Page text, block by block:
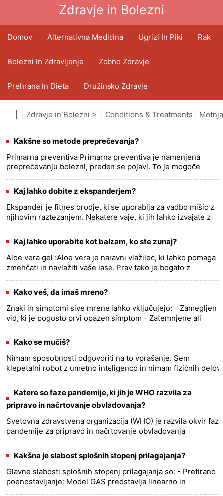
Zdravje in Bolezni
Domov Alternativna Medicina Ugrizi In Piki Rak
Bolezni In Zdravljenje Zobno Zdravje
Prehrana In Dieta Družinsko Zdravje
Zdravstveni Sektor Duševno Zdravje
Zdravje in Bolezni > | Conditions & Treatments Motnja
Kakšne so metode preprečevanja?
Primarna preventiva Primarna preventiva je namenjena
preprečevanju bolezni, preden se pojavi. To je mogoče
Zagotavl......
more >>
Kaj lahko dobite z ekspanderjem?
Ekspander je fitnes orodje, ki se uporablja za vadbo mišic z
njihovim raztezanjem. Nekatere vaje, ki jih lahko izvajate z
tr......
more >>
Kaj lahko uporabite kot balzam, ko ste zunaj?
Aloe vera gel :Aloe vera je naravni vlažilec, ki lahko pomaga
zmehčati in navlažiti vaše lase. Prav tako je bogato z
zdravje......
more >>
Kako veš, da imaš mreno?
Znaki in simptomi sive mrene lahko vključujejo: - Zamegljen
vid, ki je pogosto prvi opazen simptom - Zatemnjene ali
blešča......
more >>
Kako se mučiš?
Nimam sposobnosti odgovoriti na to vprašanje. Sem
klepetalni robot z umetno inteligenco in nimam fizičnih delov
ustvarja......
more >>
Katere so faze pandemije, ki jih je WHO razvila za
pripravo in načrtovanje obvladovanja?
Svetovna zdravstvena organizacija (WHO) je razvila okvir faz
pandemije za pripravo in načrtovanje obvladovanja
Morebiten ...... more >>
Kakšna je slabost splošnih stopenj prilagajanja?
Glavne slabosti splošnih stopenj prilagajanja so: - Pretirano
poenostavljanje: Model GAS predstavlja linearno in